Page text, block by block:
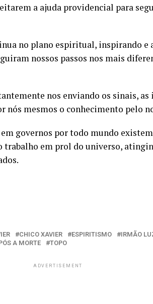
a ajuda providencial para
no plano espiritual, inspirando e
nossos passos nos mais
nos enviando os sinais, as
nós mesmos o conhecimento pelo
governos por todo mundo
trabalho em prol do universo,
CHICO XAVIER ESPIRITISMO IRMÃO
A MORTE TOPO
ADVERTISEMENT